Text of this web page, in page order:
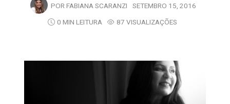
POR FABIANA SCARANZI SETEMBRO 15, 2016
0 MIN LEITURA
87 VISUALIZAÇÕES